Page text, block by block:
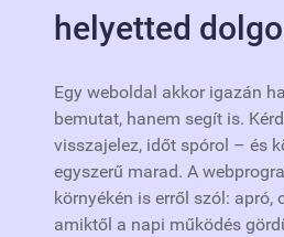
helyetted
Egy weboldal akkor igazán
bemutat, hanem segít is.
visszajelez, időt spórol – és
egyszerű marad. A
környékén is erről szól: apró,
amiktől a napi működés